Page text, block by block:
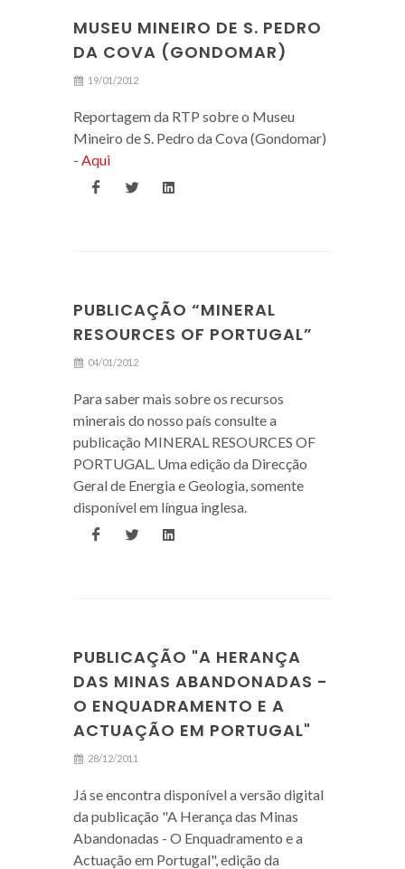
MUSEU MINEIRO DE S. PEDRO
DA COVA (GONDOMAR)
19/01/2012
Reportagem da RTP sobre o Museu
Mineiro de S. Pedro da Cova (Gondomar)
- Aqui
PUBLICAÇÃO “MINERAL
RESOURCES OF PORTUGAL”
04/01/2012
Para saber mais sobre os recursos
minerais do nosso país consulte a
publicação MINERAL RESOURCES OF
PORTUGAL. Uma edição da Direcção
Geral de Energia e Geologia, somente
disponível em língua inglesa.
PUBLICAÇÃO "A HERANÇA
DAS MINAS ABANDONADAS -
O ENQUADRAMENTO E A
ACTUAÇÃO EM PORTUGAL"
28/12/2011
Já se encontra disponível a versão digital
da publicação "A Herança das Minas
Abandonadas - O Enquadramento e a
Actuação em Portugal", edição da